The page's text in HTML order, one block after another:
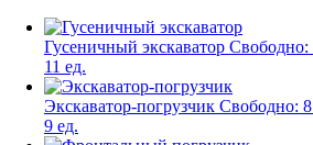
Гусеничный экскаватор Свободно:
11 ед.
Экскаватор-погрузчик Свободно:
9 ед.